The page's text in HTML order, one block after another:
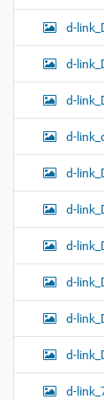
d-
d-
d-
d-
d-
d-
d-
d-
d-
d-
d-